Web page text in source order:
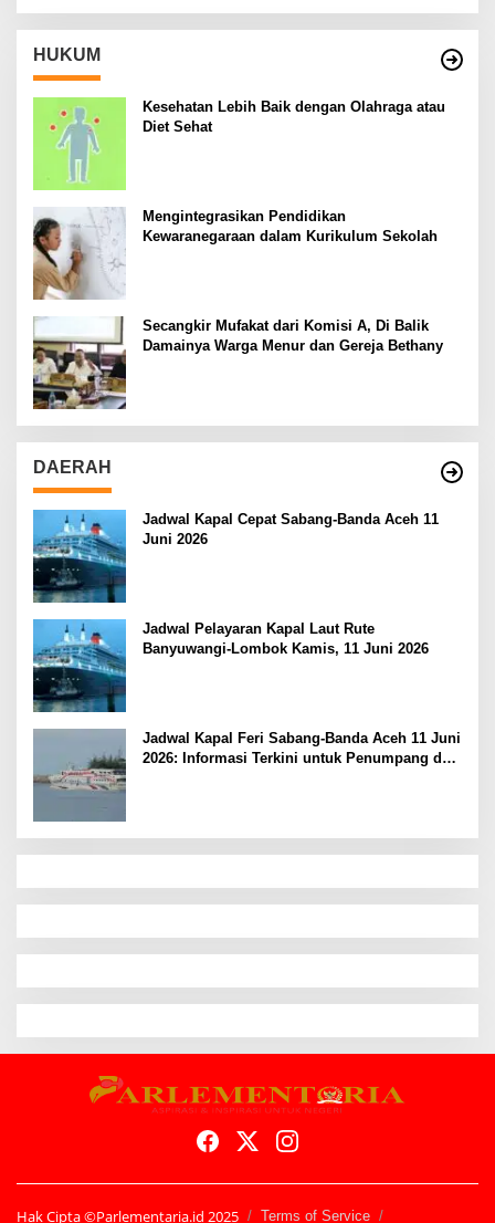
HUKUM
Kesehatan Lebih Baik dengan Olahraga atau
Diet Sehat
Mengintegrasikan Pendidikan
Kewaranegaraan dalam Kurikulum Sekolah
Secangkir Mufakat dari Komisi A, Di Balik
Damainya Warga Menur dan Gereja Bethany
DAERAH
Jadwal Kapal Cepat Sabang-Banda Aceh 11
Juni 2026
Jadwal Pelayaran Kapal Laut Rute
Banyuwangi-Lombok Kamis, 11 Juni 2026
Jadwal Kapal Feri Sabang-Banda Aceh 11 Juni
2026: Informasi Terkini untuk Penumpang dan
Hak Cipta ©Parlementaria.id 2025 Terms of Service